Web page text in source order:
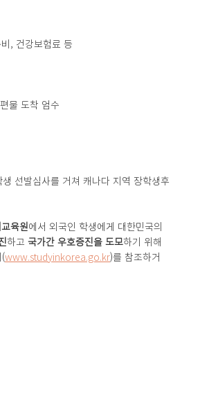
, 건강보험료 등
물 도착 엄수
선발심사를 거쳐 캐나다 지역 장학생후
육원에서 외국인 학생에게 대한민국의
하고 국가간 우호증진을 도모하기 위해
www.studyinkorea.go.kr)를 참조하거